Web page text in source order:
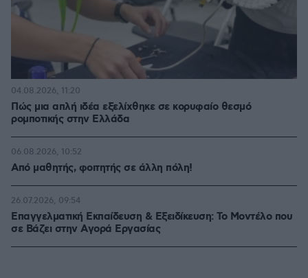
Πώς μια απλή ιδέα εξελίχθηκε σε κορυφαίο θεσμό
ρομποτικής στην Ελλάδα
04.08.2026, 11:20
Από μαθητής, φοιτητής σε άλλη πόλη!
06.08.2026, 10:52
Επαγγελματική Εκπαίδευση & Εξειδίκευση: Το Mοντέλο που
σε Bάζει στην Aγορά Eργασίας
26.07.2026, 09:54